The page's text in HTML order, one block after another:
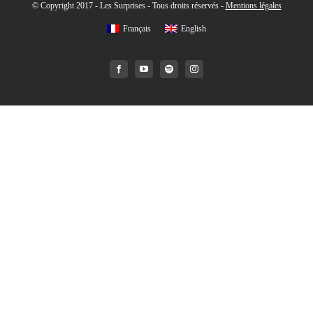
© Copyright 2017 - Les Surprises - Tous droits réservés - Mentions légales
Français English
FacebookYouTubeSpotifyInstagram